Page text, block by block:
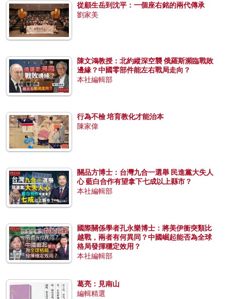
從顧生岳到沈平：一個座右銘的兩代傳承
劉家美
陳文鴻教授：北約縱深空襲 俄羅斯瀕臨戰敗
邊緣？中國零部件能左右戰局走向？
本社編輯部
行為不檢 培育教化才能治本
陳家偉
關品方博士：台灣九合一選舉 民進黨大失人
心 藍白合作有望拿下七成以上縣市？
本社編輯部
國際關係學者孔永樂博士：將美伊衝突類比
越戰，兩者有何異同？中國崛起能否為全球
格局發揮穩定效用？
本社編輯部
葛亮：見南山
編輯精選